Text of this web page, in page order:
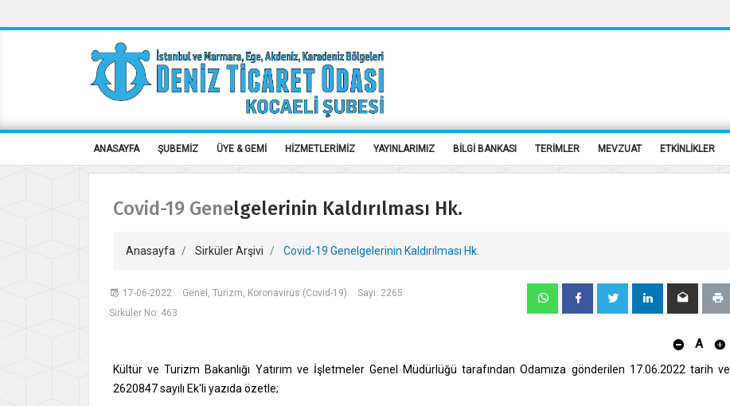
ANASAYFA ŞUBEMİZ ÜYE & GEMİ HİZMETLERİMİZ YAYINLARIMIZ BİLGİ BANKASI TERİMLER MEVZUAT ETKİNLİKLER
Covid-19 Genelgelerinin Kaldırılması Hk.
Anasayfa Sirküler Arşivi Covid-19 Genelgelerinin Kaldırılması Hk.
17-06-2022 Genel, Turizm, Koronavirüs (Covid-19)
Sayı: 2265
Sirküler No: 463
A
Kültür ve Turizm Bakanlığı Yatırım ve İşletmeler Genel Müdürlüğü tarafından Odamıza gönderilen 17.06.2022 tarih ve
2620847 sayılı Ek'li yazıda özetle;